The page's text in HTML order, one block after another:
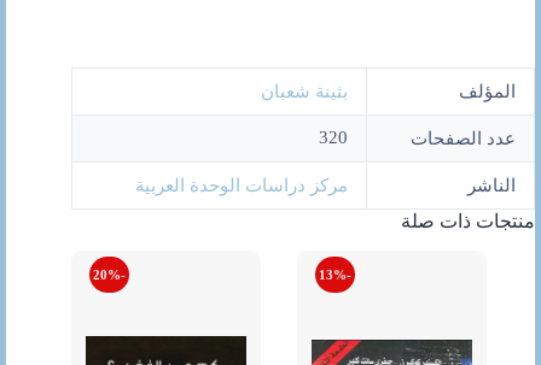
المؤلف بثينة شعبان
عدد الصفحات 320
الناشر مركز دراسات الوحدة العربية
منتجات ذات صلة
-13%
-20%